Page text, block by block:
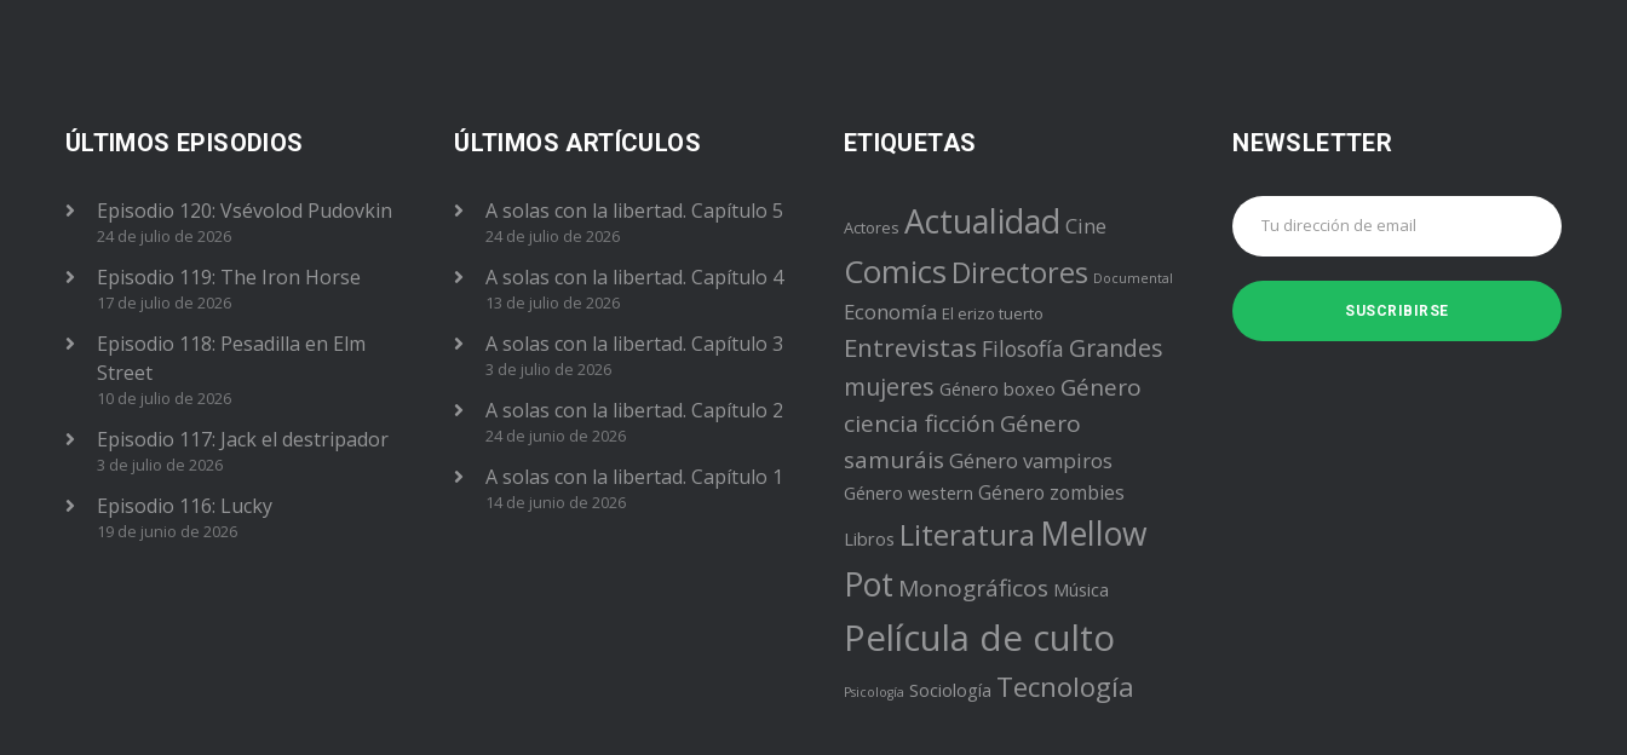
ÚLTIMOS EPISODIOS
Episodio 120: Vsévolod Pudovkin
24 de julio de 2026
Episodio 119: The Iron Horse
17 de julio de 2026
Episodio 118: Pesadilla en Elm
Street
10 de julio de 2026
Episodio 117: Jack el destripador
3 de julio de 2026
Episodio 116: Lucky
19 de junio de 2026
ÚLTIMOS ARTÍCULOS
A solas con la libertad. Capítulo 5
24 de julio de 2026
A solas con la libertad. Capítulo 4
13 de julio de 2026
A solas con la libertad. Capítulo 3
3 de julio de 2026
A solas con la libertad. Capítulo 2
24 de junio de 2026
A solas con la libertad. Capítulo 1
14 de junio de 2026
ETIQUETAS
Actores Actualidad Cine
Comics Directores Documental
Economía El erizo tuerto
Entrevistas Filosofía Grandes
mujeres Género boxeo Género
ciencia ficción Género
samuráis Género vampiros
Género western Género zombies
Libros Literatura Mellow
Pot Monográficos Música
Película de culto
Psicología Sociología Tecnología
NEWSLETTER